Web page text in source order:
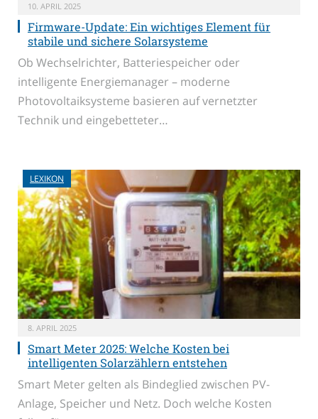
10. APRIL 2025
Firmware-Update: Ein wichtiges Element für
stabile und sichere Solarsysteme
Ob Wechselrichter, Batteriespeicher oder
intelligente Energiemanager – moderne
Photovoltaiksysteme basieren auf vernetzter
Technik und eingebetteter…
LEXIKON
8. APRIL 2025
Smart Meter 2025: Welche Kosten bei
intelligenten Solarzählern entstehen
Smart Meter gelten als Bindeglied zwischen PV-
Anlage, Speicher und Netz. Doch welche Kosten